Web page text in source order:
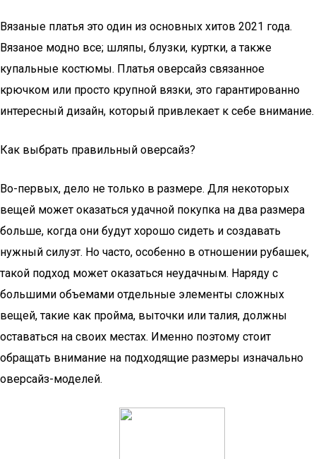
Вязаные платья это один из основных хитов 2021 года.
Вязаное модно все; шляпы, блузки, куртки, а также
купальные костюмы. Платья оверсайз связанное
крючком или просто крупной вязки, это гарантированно
интересный дизайн, который привлекает к себе внимание.
Как выбрать правильный оверсайз?
Во-первых, дело не только в размере. Для некоторых
вещей может оказаться удачной покупка на два размера
больше, когда они будут хорошо сидеть и создавать
нужный силуэт. Но часто, особенно в отношении рубашек,
такой подход может оказаться неудачным. Наряду с
большими объемами отдельные элементы сложных
вещей, такие как пройма, выточки или талия, должны
оставаться на своих местах. Именно поэтому стоит
обращать внимание на подходящие размеры изначально
оверсайз-моделей.